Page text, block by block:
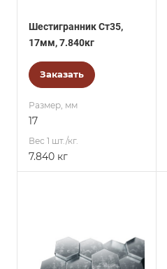
Шестигранник Ст35,
17мм, 7.840кг
Заказать
Размер, мм
17
Вес 1 шт./кг.
7.840 кг